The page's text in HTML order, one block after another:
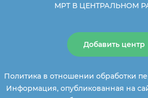
МРТ В ЦЕНТРАЛЬНОМ
Добавить центр
Политика в отношении обработки
Информация, опубликованная на